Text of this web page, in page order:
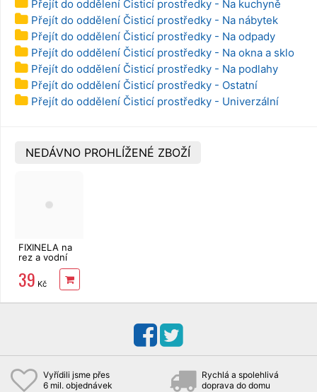
Přejít do oddělení Čisticí prostředky - Na kuchyně
Přejít do oddělení Čisticí prostředky - Na nábytek
Přejít do oddělení Čisticí prostředky - Na odpady
Přejít do oddělení Čisticí prostředky - Na okna a sklo
Přejít do oddělení Čisticí prostředky - Na podlahy
Přejít do oddělení Čisticí prostředky - Ostatní
Přejít do oddělení Čisticí prostředky - Univerzální
NEDÁVNO PROHLÍŽENÉ ZBOŽÍ
FIXINELA na
rez a vodní
kámen 500
ml
39 Kč
Vyřídili jsme přes
6 mil. objednávek
Rychlá a spolehlivá
doprava do domu